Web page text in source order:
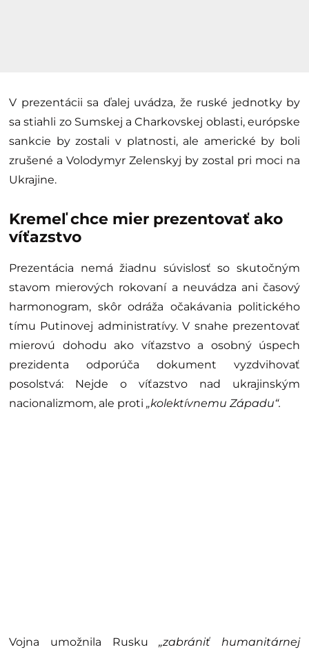
V prezentácii sa ďalej uvádza, že ruské jednotky by
sa stiahli zo Sumskej a Charkovskej oblasti, európske
sankcie by zostali v platnosti, ale americké by boli
zrušené a Volodymyr Zelenskyj by zostal pri moci na
Ukrajine.
Kremeľ chce mier prezentovať ako
víťazstvo
Prezentácia nemá žiadnu súvislosť so skutočným
stavom mierových rokovaní a neuvádza ani časový
harmonogram, skôr odráža očakávania politického
tímu Putinovej administratívy. V snahe prezentovať
mierovú dohodu ako víťazstvo a osobný úspech
prezidenta odporúča dokument vyzdvihovať
posolstvá: Nejde o víťazstvo nad ukrajinským
nacionalizmom, ale proti „kolektívnemu Západu“.
Vojna umožnila Rusku„zabrániť humanitárnej